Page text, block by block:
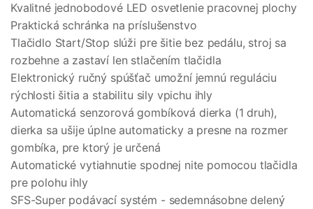
Kvalitné jednobodové LED osvetlenie pracovnej plochy
Praktická schránka na príslušenstvo
Tlačidlo Start/Stop slúži pre šitie bez pedálu, stroj sa
rozbehne a zastaví len stlačením tlačidla
Elektronický ručný spúšťač umožní jemnú reguláciu
rýchlosti šitia a stabilitu sily vpichu ihly
Automatická senzorová gombíková dierka (1 druh),
dierka sa ušije úplne automaticky a presne na rozmer
gombíka, pre ktorý je určená
Automatické vytiahnutie spodnej nite pomocou tlačidla
pre polohu ihly
SFS-Super podávací systém - sedemnásobne delený